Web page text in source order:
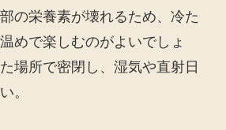
の栄養素が壊れるため、冷た
めで楽しむのがよいでしょ
場所で密閉し、湿気や直射日
。